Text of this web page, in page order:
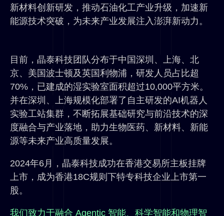
新材料创新研发，推动石油化工产业升级，加速新
能源技术突破，为未来产业发展注入澎湃新动力。
目前，晶泰科技团队分布于中国深圳、上海、北
京、美国波士顿及英国利物浦，研发人员占比超
70%，已建成的湿实验室面积超过10,000平方米。
并在深圳、上海规模化部署了自主研发的AI机器人
实验工站集群，不断拓展基础研究与前沿技术的深
度融合与产业落地，助力生物医药、新材料、新能
源等未来产业高质量发展。
2024年6月，晶泰科技成功在香港交易所主板挂牌
上市，成为香港18C规则下特专科技企业上市第一
股。
我们致力于融合 Agentic 智能、科学智能和物理智